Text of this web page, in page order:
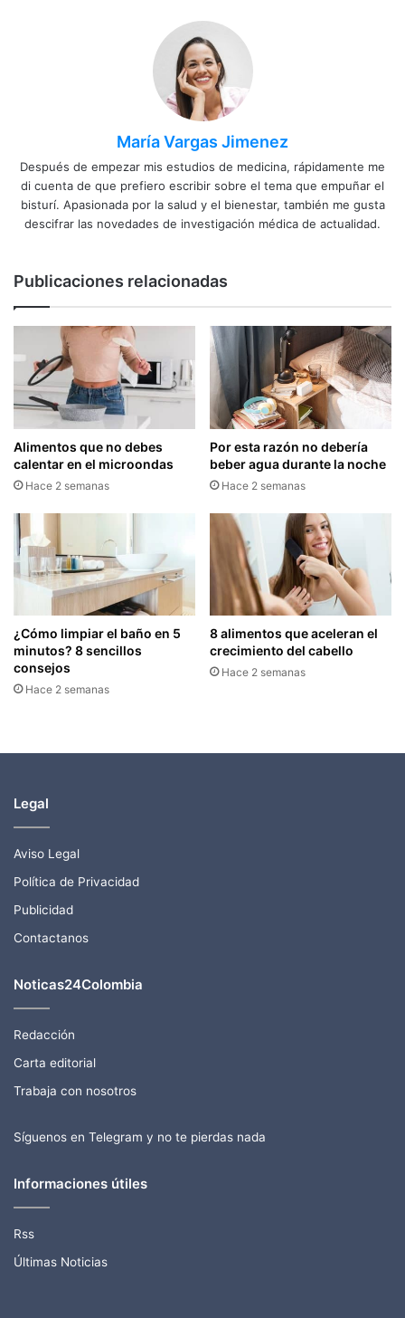
María Vargas Jimenez
Después de empezar mis estudios de medicina, rápidamente me
di cuenta de que prefiero escribir sobre el tema que empuñar el
bisturí. Apasionada por la salud y el bienestar, también me gusta
descifrar las novedades de investigación médica de actualidad.
Publicaciones relacionadas
Alimentos que no debes
calentar en el microondas
Hace 2 semanas
Por esta razón no debería
beber agua durante la noche
Hace 2 semanas
¿Cómo limpiar el baño en 5
minutos? 8 sencillos
consejos
Hace 2 semanas
8 alimentos que aceleran el
crecimiento del cabello
Hace 2 semanas
Legal
Aviso Legal
Política de Privacidad
Publicidad
Contactanos
Noticas24Colombia
Redacción
Carta editorial
Trabaja con nosotros
Síguenos en Telegram y no te pierdas nada
Informaciones útiles
Rss
Últimas Noticias